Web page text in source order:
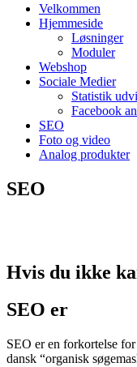
Velkommen
Hjemmeside
Løsninger
Moduler
Webshop
Sociale Medier
Statistik
Facebook
SEO
Foto og video
Analog produkter
SEO
Hvis du ikke
SEO er
SEO er en forkortelse
dansk “organisk